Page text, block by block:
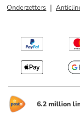
Onderzetters
6.2 million